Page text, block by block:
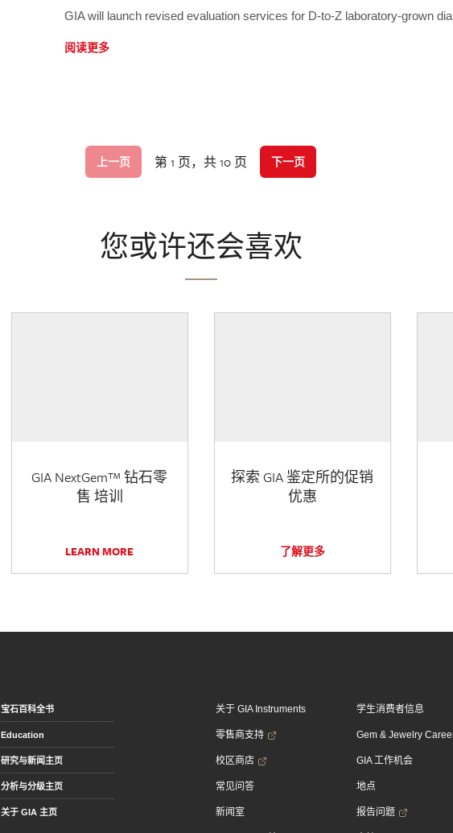
GIA will launch revised evaluation services for D-to-Z laboratory-grown
阅读更多
上一页 第 1 页，共 10 页 下一页
您或许还会喜欢
GIA NextGem™ 钻石零
售 培训
LEARN MORE
探索 GIA 鉴定所的促销
优惠
了解更多
宝石百科全书
Education
研究与新闻主页
分析与分级主页
关于 GIA 主页
关于 GIA Instruments
零售商支持
校区商店
常见问答
新闻室
学生消费者信息
Gem & Jewelry
GIA 工作机会
地点
报告问题